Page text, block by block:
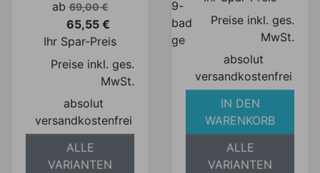
Verkaufspreis
ab 69,00 €
Preis
65,55 €
Ihr Spar-Preis
Preise inkl. ges.
MwSt.
absolut
versandkostenfrei
ALLE
VARIANTEN
Preise inkl. ges.
MwSt.
absolut
versandkostenfrei
IN DEN
WARENKORB
ALLE
VARIANTEN